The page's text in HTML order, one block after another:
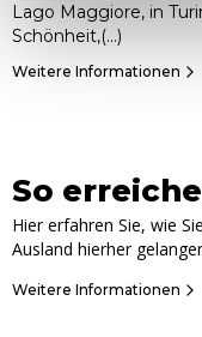
Lago Maggiore, in
Schönheit,(...)
Weitere Informationen
So
Hier erfahren Sie, wie
Ausland hierher
Weitere Informationen